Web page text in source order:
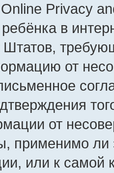
Privacy
в
от
от
применимо ли
или к самой